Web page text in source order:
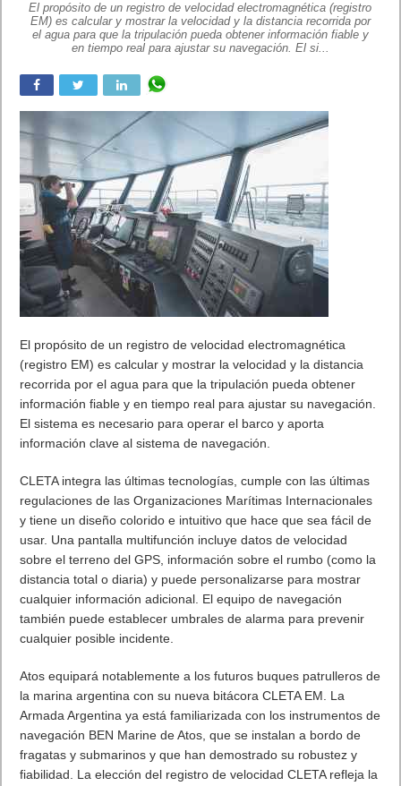
El propósito de un registro de velocidad electromagnética (registro
EM) es calcular y mostrar la velocidad y la distancia recorrida por
el agua para que la tripulación pueda obtener información fiable y
en tiempo real para ajustar su navegación. El si...
El propósito de un registro de velocidad electromagnética
(registro EM) es calcular y mostrar la velocidad y la distancia
recorrida por el agua para que la tripulación pueda obtener
información fiable y en tiempo real para ajustar su navegación.
El sistema es necesario para operar el barco y aporta
información clave al sistema de navegación.
CLETA integra las últimas tecnologías, cumple con las últimas
regulaciones de las Organizaciones Marítimas Internacionales
y tiene un diseño colorido e intuitivo que hace que sea fácil de
usar. Una pantalla multifunción incluye datos de velocidad
sobre el terreno del GPS, información sobre el rumbo (como la
distancia total o diaria) y puede personalizarse para mostrar
cualquier información adicional. El equipo de navegación
también puede establecer umbrales de alarma para prevenir
cualquier posible incidente.
Atos equipará notablemente a los futuros buques patrulleros de
la marina argentina con su nueva bitácora CLETA EM. La
Armada Argentina ya está familiarizada con los instrumentos de
navegación BEN Marine de Atos, que se instalan a bordo de
fragatas y submarinos y que han demostrado su robustez y
fiabilidad. La elección del registro de velocidad CLETA refleja la